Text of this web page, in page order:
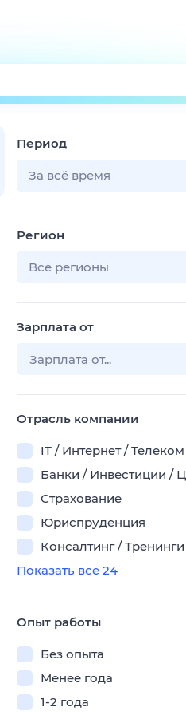
Поиск
ТВ-программа
Период
За всё время
Регион
Все регионы
Зарплата от
Отрасль компании
IT / Интернет / Телеком
Банки / Инвестиции /
Страхование
Юриспруденция
Консалтинг / Тренинги
Показать все 24
Опыт работы
Без опыта
Менее года
1-2 года